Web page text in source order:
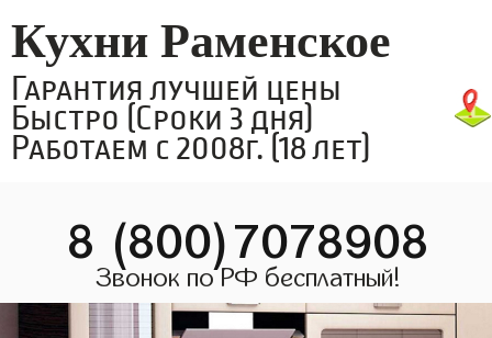
Кухни Раменское
Гарантия лучшей цены
Быстро (Сроки 3 дня)
Работаем с 2008г. (18 лет)
8 (800)7078908
Звонок по РФ бесплатный!